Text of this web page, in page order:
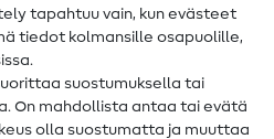
tapahtuu vain, kun evästeet
tiedot kolmansille osapuolille,
suostumuksella tai
On mahdollista antaa tai evätä
olla suostumatta ja muuttaa